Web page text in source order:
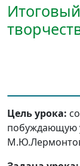
Цель урока:
побуждающую